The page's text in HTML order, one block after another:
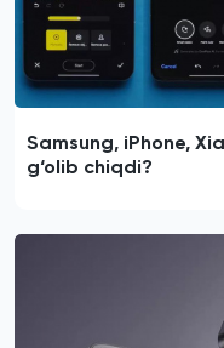
Samsung, iPhone,
g‘olib chiqdi?